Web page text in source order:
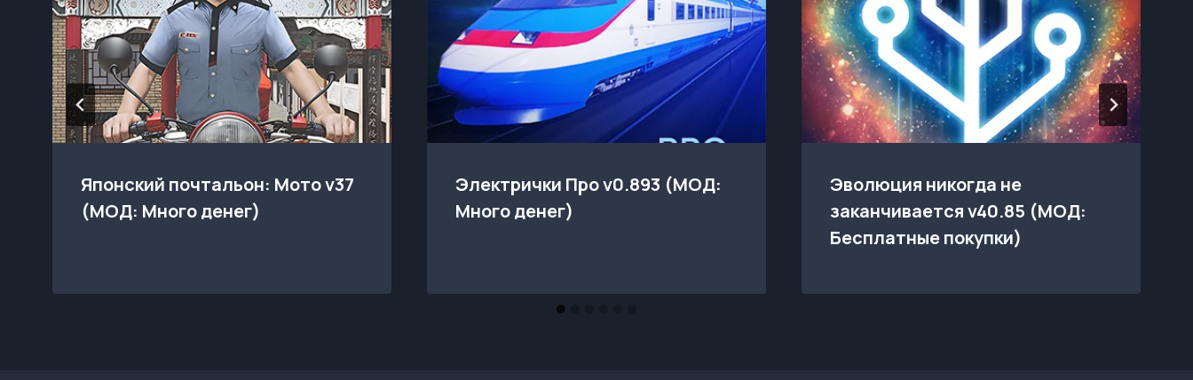
Японский почтальон: Мото v37
(МОД: Много денег)
Электрички Про v0.893 (МОД:
Много денег)
Эволюция никогда не
заканчивается v40.85 (МОД:
Бесплатные покупки)